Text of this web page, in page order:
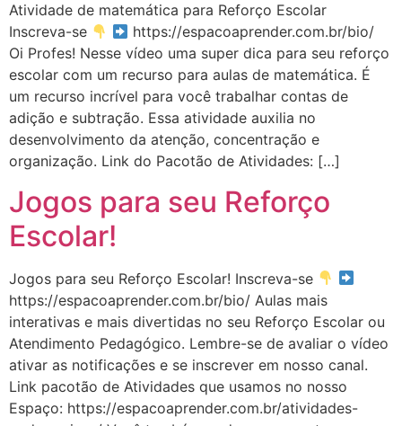
Atividade de matemática para Reforço Escolar
Inscreva-se
https://espacoaprender.com.br/bio/
Oi Profes! Nesse vídeo uma super dica para seu reforço
escolar com um recurso para aulas de matemática. É
um recurso incrível para você trabalhar contas de
adição e subtração. Essa atividade auxilia no
desenvolvimento da atenção, concentração e
organização. Link do Pacotão de Atividades: […]
Jogos para seu Reforço
Escolar!
Jogos para seu Reforço Escolar! Inscreva-se
https://espacoaprender.com.br/bio/ Aulas mais
interativas e mais divertidas no seu Reforço Escolar ou
Atendimento Pedagógico. Lembre-se de avaliar o vídeo
ativar as notificações e se inscrever em nosso canal.
Link pacotão de Atividades que usamos no nosso
Espaço: https://espacoaprender.com.br/atividades-